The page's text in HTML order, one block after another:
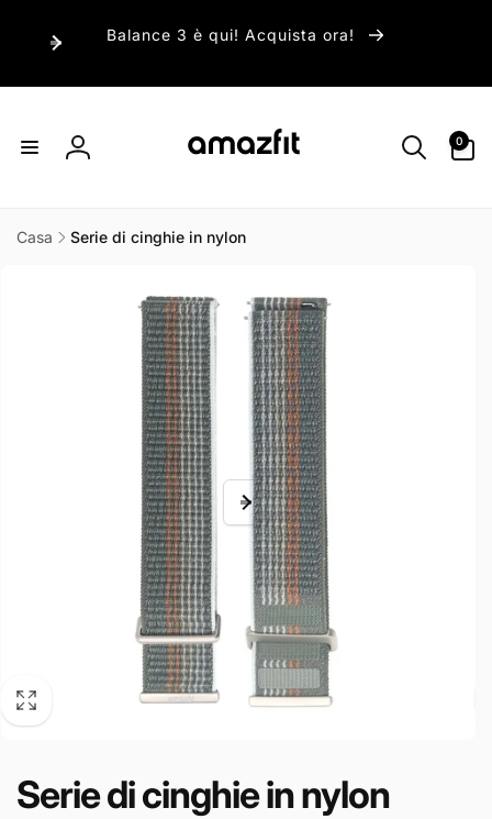
contenuti
Balance 3 è qui! Acquista ora!
Accedi
0
articoli
Casa
Serie di cinghie in nylon
Serie di cinghie in nylon